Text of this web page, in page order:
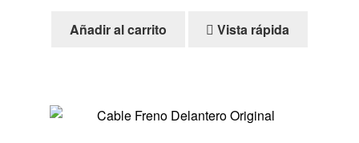
Añadir al carrito Vista rápida